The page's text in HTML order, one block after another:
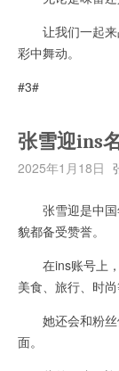
让我们一起来
彩中舞动。
#3#
张雪迎ins
2025年1月18日
张雪迎是中国
貌都备受赞誉。
在ins账号上，
美食、旅行、时尚
她还会和粉丝
面。